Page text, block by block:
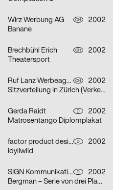
Wirz Werbung AG CH
2002
Banane
Brechbühl Erich CH
2002
Theatersport
Ruf Lanz Werbeagentur AG CH
2002
Sitzverteilung in Zürich (Verkehrsbetriebe Zürich)
Gerda Raidt D
2002
Matrosentango Diplomplakat
factor product designagentur D
2002
Idyllwild
SIGN Kommunikation GmbH D
2002
Bergman – Serie von drei Plakaten